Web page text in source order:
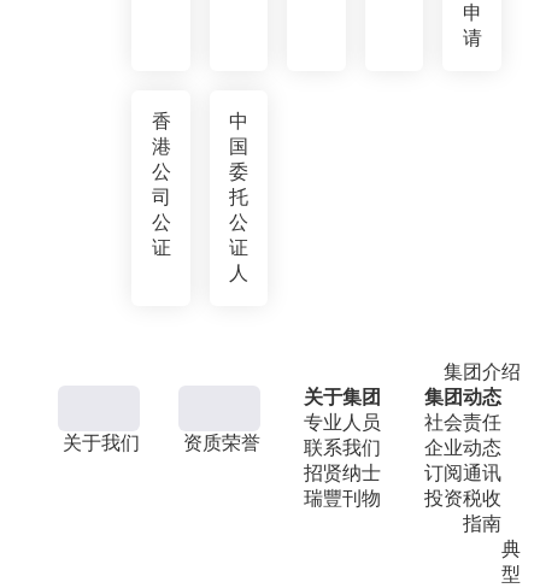
申
请
香
港
公
司
公
证
中
国
委
托
公
证
人
集团介绍
关于我们 资质荣誉
关于集团
专业人员
联系我们
招贤纳士
瑞豐刊物
集团动态
社会责任
企业动态
订阅通讯
投资税收
指南
典
型